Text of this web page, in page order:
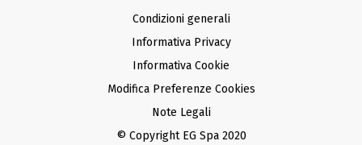
Condizioni generali
Informativa Privacy
Informativa Cookie
Modifica Preferenze Cookies
Note Legali
© Copyright EG Spa 2020